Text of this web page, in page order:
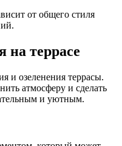
от общего стиля
на террасе
и озеленения террасы.
атмосферу и сделать
и уютным.